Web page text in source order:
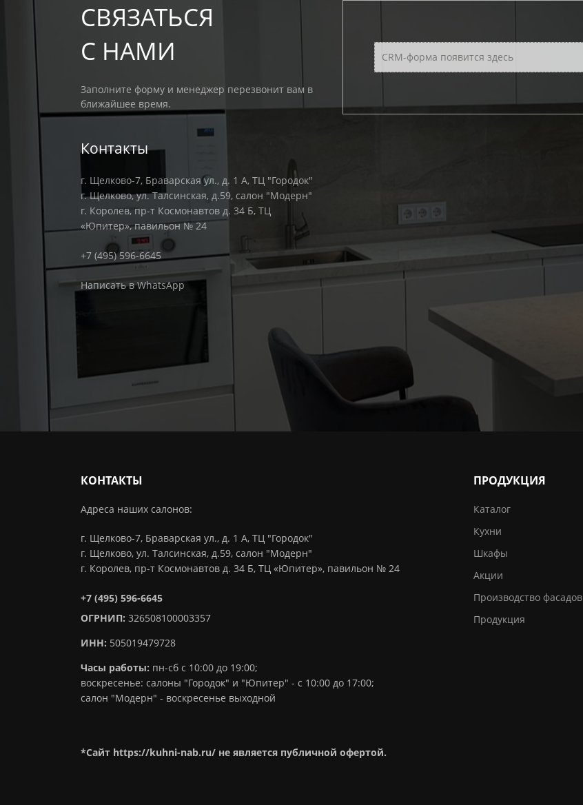
СВЯЗАТЬСЯ
С НАМИ
Заполните форму и менеджер перезвонит вам в
ближайшее время.
Контакты
г. Щелково-7, Браварская ул., д. 1 А, ТЦ "Городок"
г. Щелково, ул. Талсинская, д.59, салон "Модерн"
г. Королев, пр-т Космонавтов д. 34 Б, ТЦ
«Юпитер», павильон № 24
+7 (495) 596-6645
Написать в WhatsApp
CRM-форма появится здесь
КОНТАКТЫ
Адреса наших салонов:
г. Щелково-7, Браварская ул., д. 1 А, ТЦ "Городок"
г. Щелково, ул. Талсинская, д.59, салон "Модерн"
г. Королев, пр-т Космонавтов д. 34 Б, ТЦ «Юпитер», павильон № 24
+7 (495) 596-6645
ОГРНИП: 326508100003357
ИНН: 505019479728
Часы работы: пн-сб с 10:00 до 19:00;
воскресенье: салоны "Городок" и "Юпитер" - с 10:00 до 17:00;
салон "Модерн" - воскресенье выходной
*Сайт https://kuhni-nab.ru/ не является публичной офертой.
ПРОДУКЦИЯ
Каталог
Кухни
Шкафы
Акции
Производство фасадов
Продукция